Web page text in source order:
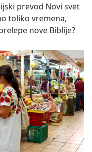
prevod Novi svet
toliko vremena,
nove Biblije?